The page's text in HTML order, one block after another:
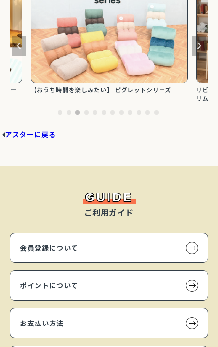
オー 【おうち時間を楽しみたい】 ピグレットシリーズ
リビン
リムタ
アスターに戻る
GUIDE
ご利用ガイド
会員登録について
ポイントについて
お支払い方法